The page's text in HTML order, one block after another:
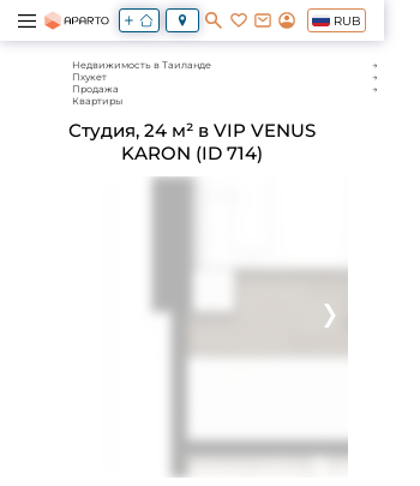
RUB
Недвижимость в Таиланде
Пхукет
Продажа
Квартиры
Студия, 24 м² в VIP VENUS
KARON (ID 714)